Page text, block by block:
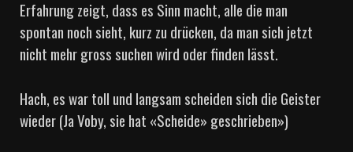
Erfahrung zeigt, dass es Sinn macht, alle die man
spontan noch sieht, kurz zu drücken, da man sich jetzt
nicht mehr gross suchen wird oder finden lässt.
Hach, es war toll und langsam scheiden sich die Geister
wieder (Ja Voby, sie hat «Scheide» geschrieben»)